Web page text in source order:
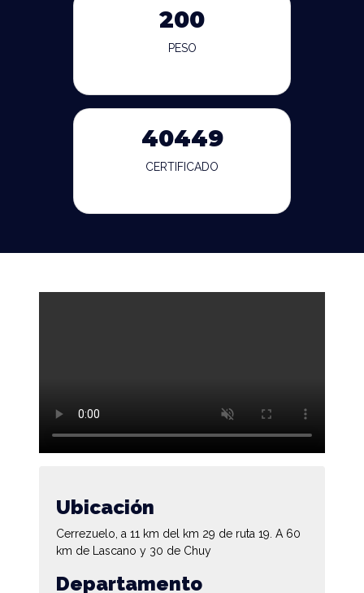
200
PESO
40449
CERTIFICADO
Ubicación
Cerrezuelo, a 11 km del km 29 de ruta 19. A 60
km de Lascano y 30 de Chuy
Departamento